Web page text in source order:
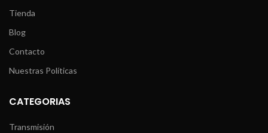
Tienda
Blog
Contacto
Nuestras Políticas
CATEGORIAS
Transmisión